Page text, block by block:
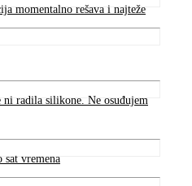
momentalno rešava i najteže
radila silikone. Ne osuđujem
sat vremena